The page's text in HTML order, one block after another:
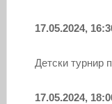
17.05.2024,
Детски
17.05.2024,